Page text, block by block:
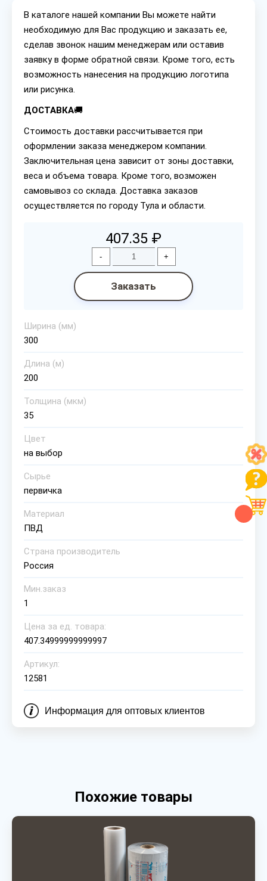
В каталоге нашей компании Вы можете найти
необходимую для Вас продукцию и заказать ее,
сделав звонок нашим менеджерам или оставив
заявку в форме обратной связи. Кроме того, есть
возможность нанесения на продукцию логотипа
или рисунка.
ДОСТАВКА🚚
Стоимость доставки рассчитывается при
оформлении заказа менеджером компании.
Заключительная цена зависит от зоны доставки,
веса и объема товара. Кроме того, возможен
самовывоз со склада. Доставка заказов
осуществляется по городу Тула и области.
407.35 ₽
- +
Заказать
Ширина (мм)
300
Длина (м)
200
Толщина (мкм)
35
Цвет
на выбор
Сырье
первичка
Материал
ПВД
Страна производитель
Россия
Мин.заказ
1
Цена за ед. товара:
407.34999999999997
Артикул:
12581
Информация для оптовых клиентов
Похожие товары